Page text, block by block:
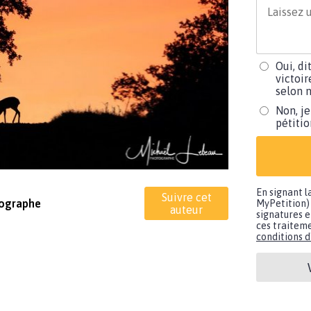
Suivre cet
auteur
Oui,
selon
Non,
En signant
MyPetition)
signatures
ces
conditions